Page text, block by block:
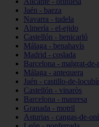
Jaén - baeza
Navarra - tudela
Almería - el-ejido
Castellón - benicarló
Málaga - benahavís
Madrid - coslada
Barcelona - malgrat-de-
Málaga - antequera
Jaén - castillo-de-
Castellón - vinaròs
Barcelona - manresa
Granada - motril
Asturias - cangas-de-